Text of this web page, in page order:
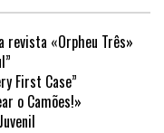
revista «Orpheu Três»
First Case”
o Camões!»